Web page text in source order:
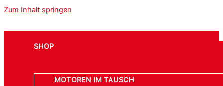
Zum Inhalt springen
SHOP
MOTOREN IM TAUSCH